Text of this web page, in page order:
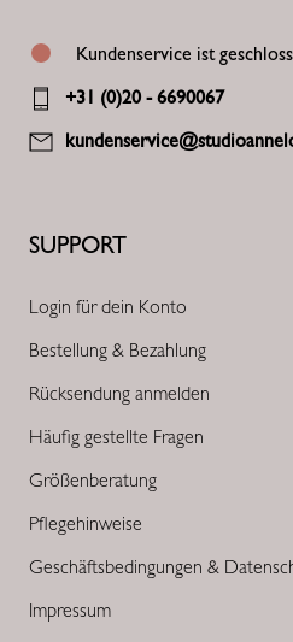
SUPPORT
Login für dein Konto
Bestellung & Bezahlung
Rücksendung anmelden
Häufig gestellte Fragen
Größenberatung
Pflegehinweise
Geschäftsbedingungen &
Impressum
Kundenservice ist
+31 (0)20 - 6690067